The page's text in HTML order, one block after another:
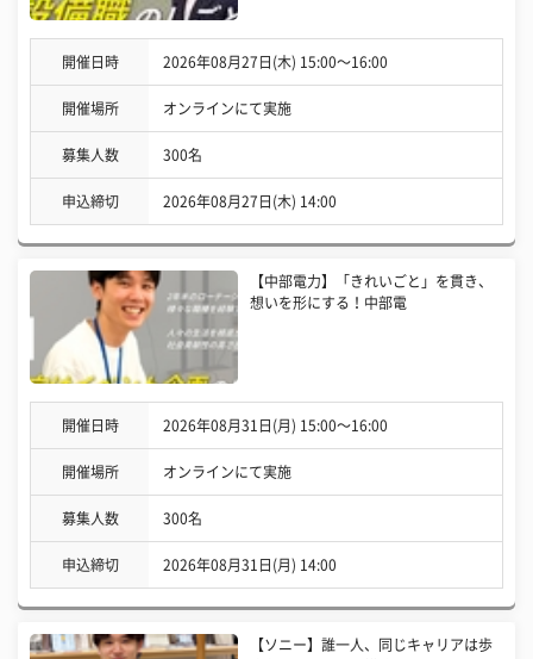
開催日時 2026年08月27日(木) 15:00〜16:00
開催場所 オンラインにて実施
募集人数 300名
申込締切 2026年08月27日(木) 14:00
【中部電力】「きれいごと」を貫き、
想いを形にする！中部電
開催日時 2026年08月31日(月) 15:00〜16:00
開催場所 オンラインにて実施
募集人数 300名
申込締切 2026年08月31日(月) 14:00
【ソニー】誰一人、同じキャリアは歩